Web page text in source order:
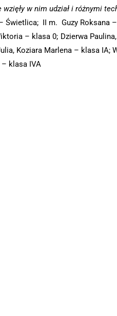
w nim udział i różnymi
Świetlica; II m. Guzy Roksana
– klasa 0; Dzierwa
Koziara Marlena – klasa
klasa IVA